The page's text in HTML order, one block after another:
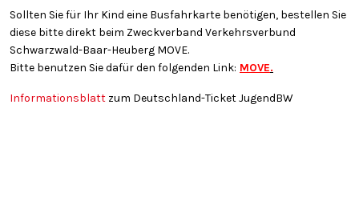
Sollten Sie für Ihr Kind eine Busfahrkarte benötigen, bestellen Sie
diese bitte direkt beim Zweckverband Verkehrsverbund
Schwarzwald-Baar-Heuberg MOVE.
Bitte benutzen Sie dafür den folgenden Link: MOVE.
Informationsblatt zum Deutschland-Ticket JugendBW